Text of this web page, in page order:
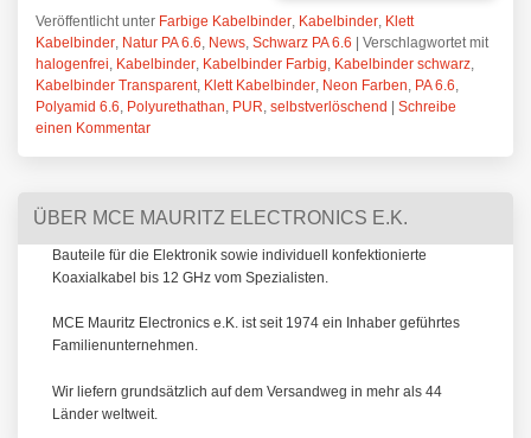
Veröffentlicht unter Farbige Kabelbinder, Kabelbinder, Klett
Kabelbinder, Natur PA 6.6, News, Schwarz PA 6.6 | Verschlagwortet mit
halogenfrei, Kabelbinder, Kabelbinder Farbig, Kabelbinder schwarz,
Kabelbinder Transparent, Klett Kabelbinder, Neon Farben, PA 6.6,
Polyamid 6.6, Polyurethathan, PUR, selbstverlöschend | Schreibe
einen Kommentar
ÜBER MCE MAURITZ ELECTRONICS E.K.
Bauteile für die Elektronik sowie individuell konfektionierte
Koaxialkabel bis 12 GHz vom Spezialisten.
MCE Mauritz Electronics e.K. ist seit 1974 ein Inhaber geführtes
Familienunternehmen.
Wir liefern grundsätzlich auf dem Versandweg in mehr als 44
Länder weltweit.